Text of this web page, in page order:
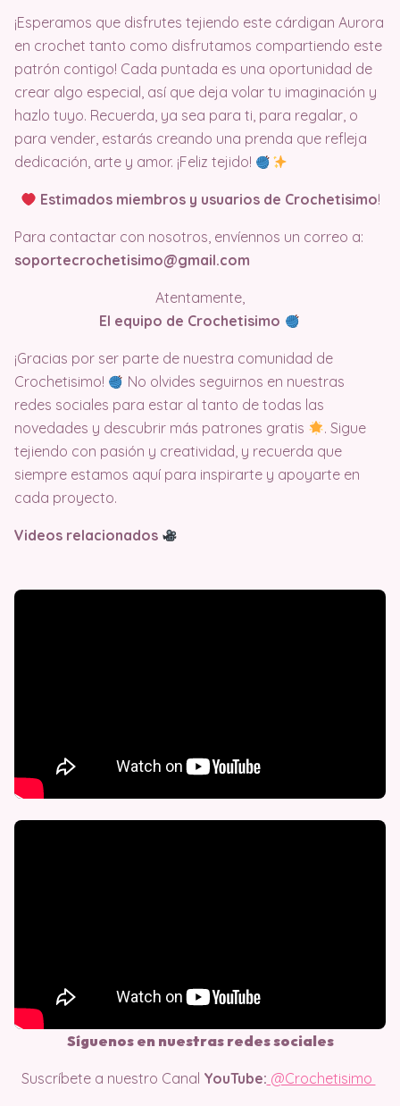
¡Esperamos que disfrutes tejiendo este cárdigan Aurora
en crochet tanto como disfrutamos compartiendo este
patrón contigo! Cada puntada es una oportunidad de
crear algo especial, así que deja volar tu imaginación y
hazlo tuyo. Recuerda, ya sea para ti, para regalar, o
para vender, estarás creando una prenda que refleja
dedicación, arte y amor. ¡Feliz tejido!
Estimados miembros y usuarios de Crochetisimo!
Para contactar con nosotros, envíennos un correo a:
soportecrochetisimo@gmail.com
Atentamente,
El equipo de Crochetisimo
¡Gracias por ser parte de nuestra comunidad de
Crochetisimo!
No olvides seguirnos en nuestras
redes sociales para estar al tanto de todas las
novedades y descubrir más patrones gratis
. Sigue
tejiendo con pasión y creatividad, y recuerda que
siempre estamos aquí para inspirarte y apoyarte en
cada proyecto.
Videos relacionados
Síguenos en nuestras redes sociales
Suscríbete a nuestro Canal YouTube: @Crochetisimo